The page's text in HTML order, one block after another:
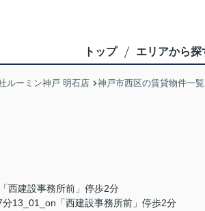
トップ エリアから探
ルーミン神戸 明石店 神戸市西区の賃貸物件一覧
西建設事務所前」停歩2分
13_01_on「西建設事務所前」停歩2分